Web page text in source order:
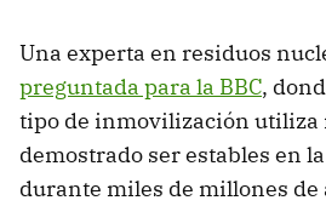
Una experta en residuos
preguntada para la BBC,
tipo de inmovilización utiliza
demostrado ser estables en
durante miles de millones de